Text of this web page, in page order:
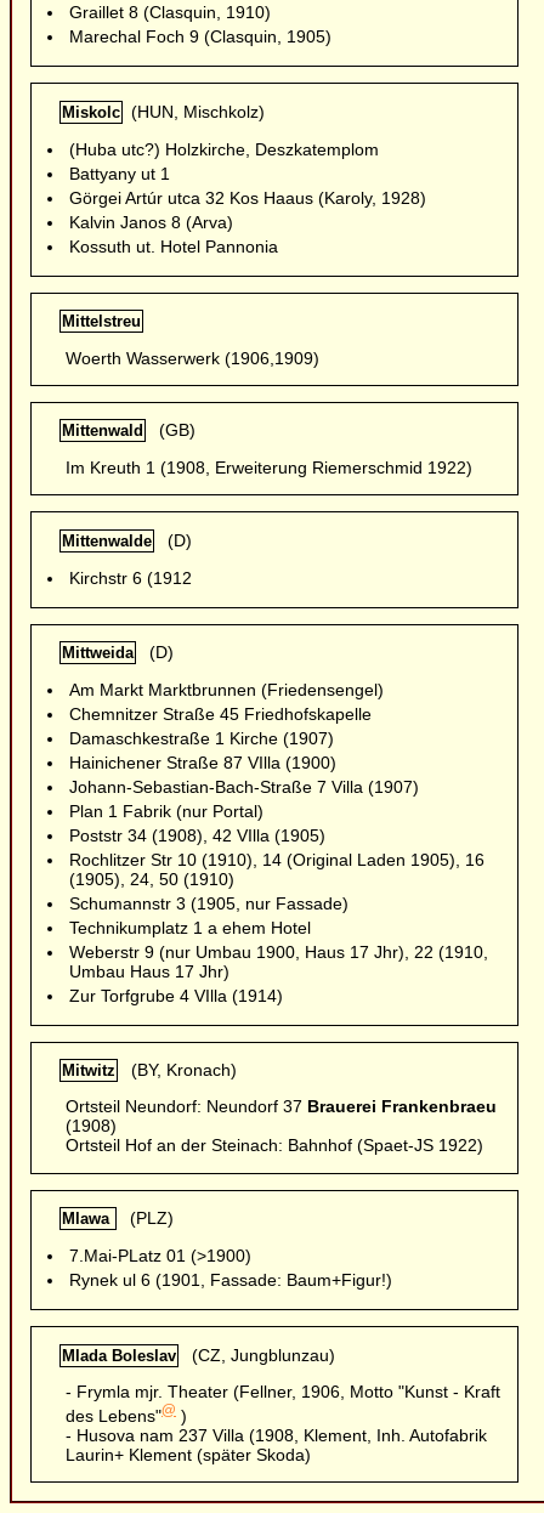
Graillet 8 (Clasquin, 1910)
Marechal Foch 9 (Clasquin, 1905)
Miskolc(HUN, Mischkolz)
(Huba utc?) Holzkirche, Deszkatemplom
Battyany ut 1
Görgei Artúr utca 32 Kos Haaus (Karoly, 1928)
Kalvin Janos 8 (Arva)
Kossuth ut. Hotel Pannonia
Mittelstreu
Woerth Wasserwerk (1906,1909)
Mittenwald(GB)
Im Kreuth 1 (1908, Erweiterung Riemerschmid 1922)
Mittenwalde(D)
Kirchstr 6 (1912
Mittweida(D)
Am Markt Marktbrunnen (Friedensengel)
Chemnitzer Straße 45 Friedhofskapelle
Damaschkestraße 1 Kirche (1907)
Hainichener Straße 87 VIlla (1900)
Johann-Sebastian-Bach-Straße 7 Villa (1907)
Plan 1 Fabrik (nur Portal)
Poststr 34 (1908), 42 VIlla (1905)
Rochlitzer Str 10 (1910), 14 (Original Laden 1905), 16
(1905), 24, 50 (1910)
Schumannstr 3 (1905, nur Fassade)
Technikumplatz 1 a ehem Hotel
Weberstr 9 (nur Umbau 1900, Haus 17 Jhr), 22 (1910,
Umbau Haus 17 Jhr)
Zur Torfgrube 4 VIlla (1914)
Mitwitz(BY, Kronach)
Ortsteil Neundorf: Neundorf 37 Brauerei Frankenbraeu
(1908)
Ortsteil Hof an der Steinach: Bahnhof (Spaet-JS 1922)
Mlawa (PLZ)
7.Mai-PLatz 01 (>1900)
Rynek ul 6 (1901, Fassade: Baum+Figur!)
Mlada Boleslav(CZ, Jungblunzau)
- Frymla mjr. Theater (Fellner, 1906, Motto "Kunst - Kraft
des Lebens"@ )
- Husova nam 237 Villa (1908, Klement, Inh. Autofabrik
Laurin+ Klement (später Skoda)